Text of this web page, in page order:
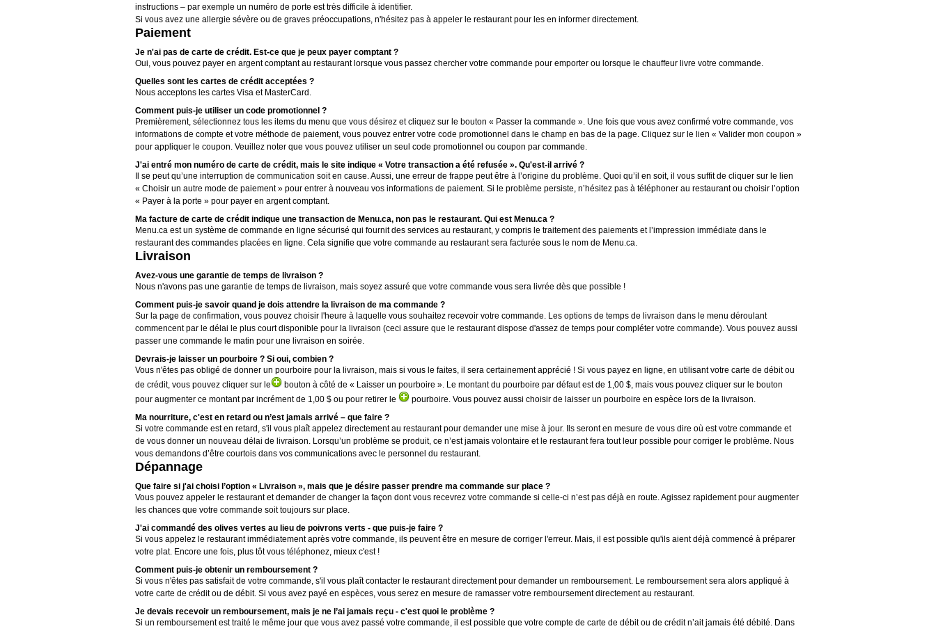
instructions – par exemple un numéro de porte est très difficile à identifier.
Si vous avez une allergie sévère ou de graves préoccupations, n'hésitez pas à appeler le restaurant pour les en informer directement.
Paiement
Je n'ai pas de carte de crédit. Est-ce que je peux payer comptant ?
Oui, vous pouvez payer en argent comptant au restaurant lorsque vous passez chercher votre commande pour emporter ou lorsque le chauffeur livre votre commande.
Quelles sont les cartes de crédit acceptées ?
Nous acceptons les cartes Visa et MasterCard.
Comment puis-je utiliser un code promotionnel ?
Premièrement, sélectionnez tous les items du menu que vous désirez et cliquez sur le bouton « Passer la commande ». Une fois que vous avez confirmé votre commande, vos
informations de compte et votre méthode de paiement, vous pouvez entrer votre code promotionnel dans le champ en bas de la page. Cliquez sur le lien « Valider mon coupon »
pour appliquer le coupon. Veuillez noter que vous pouvez utiliser un seul code promotionnel ou coupon par commande.
J'ai entré mon numéro de carte de crédit, mais le site indique « Votre transaction a été refusée ». Qu'est-il arrivé ?
Il se peut qu’une interruption de communication soit en cause. Aussi, une erreur de frappe peut être à l’origine du problème. Quoi qu’il en soit, il vous suffit de cliquer sur le lien
« Choisir un autre mode de paiement » pour entrer à nouveau vos informations de paiement. Si le problème persiste, n’hésitez pas à téléphoner au restaurant ou choisir l’option
« Payer à la porte » pour payer en argent comptant.
Ma facture de carte de crédit indique une transaction de Menu.ca, non pas le restaurant. Qui est Menu.ca ?
Menu.ca est un système de commande en ligne sécurisé qui fournit des services au restaurant, y compris le traitement des paiements et l’impression immédiate dans le
restaurant des commandes placées en ligne. Cela signifie que votre commande au restaurant sera facturée sous le nom de Menu.ca.
Livraison
Avez-vous une garantie de temps de livraison ?
Nous n'avons pas une garantie de temps de livraison, mais soyez assuré que votre commande vous sera livrée dès que possible !
Comment puis-je savoir quand je dois attendre la livraison de ma commande ?
Sur la page de confirmation, vous pouvez choisir l'heure à laquelle vous souhaitez recevoir votre commande. Les options de temps de livraison dans le menu déroulant
commencent par le délai le plus court disponible pour la livraison (ceci assure que le restaurant dispose d'assez de temps pour compléter votre commande). Vous pouvez aussi
passer une commande le matin pour une livraison en soirée.
Devrais-je laisser un pourboire ? Si oui, combien ?
Vous n'êtes pas obligé de donner un pourboire pour la livraison, mais si vous le faites, il sera certainement apprécié ! Si vous payez en ligne, en utilisant votre carte de débit ou
de crédit, vous pouvez cliquer sur le
bouton à côté de « Laisser un pourboire ». Le montant du pourboire par défaut est de 1,00 $, mais vous pouvez cliquer sur le bouton
pour augmenter ce montant par incrément de 1,00 $ ou pour retirer le
pourboire. Vous pouvez aussi choisir de laisser un pourboire en espèce lors de la livraison.
Ma nourriture, c'est en retard ou n’est jamais arrivé – que faire ?
Si votre commande est en retard, s'il vous plaît appelez directement au restaurant pour demander une mise à jour. Ils seront en mesure de vous dire où est votre commande et
de vous donner un nouveau délai de livraison. Lorsqu’un problème se produit, ce n’est jamais volontaire et le restaurant fera tout leur possible pour corriger le problème. Nous
vous demandons d’être courtois dans vos communications avec le personnel du restaurant.
Dépannage
Que faire si j'ai choisi l’option « Livraison », mais que je désire passer prendre ma commande sur place ?
Vous pouvez appeler le restaurant et demander de changer la façon dont vous recevrez votre commande si celle-ci n’est pas déjà en route. Agissez rapidement pour augmenter
les chances que votre commande soit toujours sur place.
J'ai commandé des olives vertes au lieu de poivrons verts - que puis-je faire ?
Si vous appelez le restaurant immédiatement après votre commande, ils peuvent être en mesure de corriger l'erreur. Mais, il est possible qu'ils aient déjà commencé à préparer
votre plat. Encore une fois, plus tôt vous téléphonez, mieux c'est !
Comment puis-je obtenir un remboursement ?
Si vous n'êtes pas satisfait de votre commande, s'il vous plaît contacter le restaurant directement pour demander un remboursement. Le remboursement sera alors appliqué à
votre carte de crédit ou de débit. Si vous avez payé en espèces, vous serez en mesure de ramasser votre remboursement directement au restaurant.
Je devais recevoir un remboursement, mais je ne l’ai jamais reçu - c'est quoi le problème ?
Si un remboursement est traité le même jour que vous avez passé votre commande, il est possible que votre compte de carte de débit ou de crédit n’ait jamais été débité. Dans